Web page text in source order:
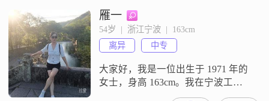
雁一
54岁  |  浙江宁波  |  163cm
离异
中专
大家好，我是一位出生于 1971 年的
女士，身高 163cm。我在宁波工
作，收入方面还算不错，在 12001 -